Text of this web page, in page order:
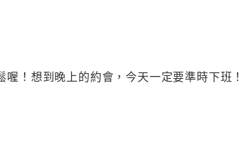
！想到晚上的約會，今天一定要準時下班！